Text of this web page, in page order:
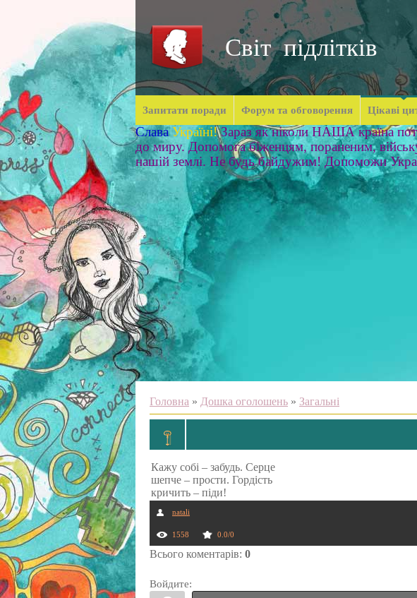
Світ підлітків
Запитати поради Форум та обговорення Цікаві
Слава Україні! Зараз як ніколи НАША країна
до миру. Допомога біженцям, пораненим,
нашій землі. Не будь байдужим! Допоможи
Головна » Дошка оголошень » Загальні
Кажу собі – забудь. Серце
шепче – прости. Гордість
кричить – піди!
natali
1558 0.0/0
Всього коментарів: 0
Войдите: